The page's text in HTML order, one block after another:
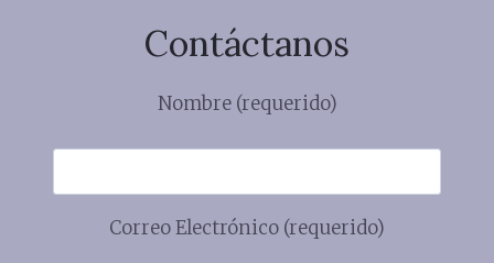
Contáctanos
Nombre (requerido)
Correo Electrónico (requerido)